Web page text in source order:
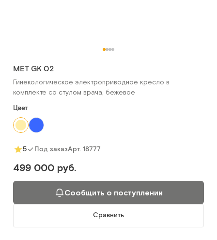
MET GK 02
Гинекологическое электроприводное кресло в
комплекте со стулом врача, бежевое
Цвет
5 Под заказАрт. 18777
499 000 руб.
Сообщить о поступлении
Сравнить